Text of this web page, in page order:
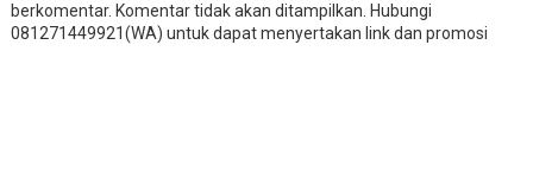
berkomentar. Komentar tidak akan ditampilkan. Hubungi
081271449921(WA) untuk dapat menyertakan link dan promosi